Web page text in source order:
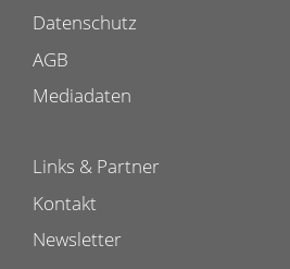
Datenschutz
AGB
Mediadaten
Links & Partner
Kontakt
Newsletter